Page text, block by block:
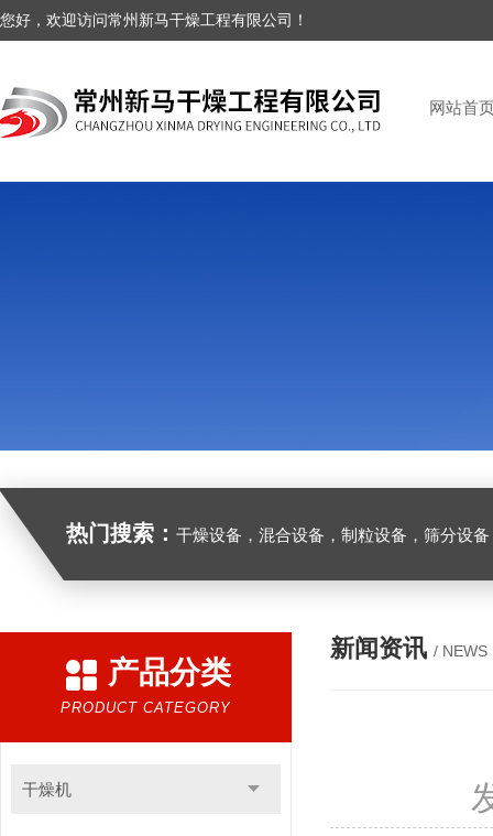
您好，欢迎访问常州新马干燥工程有限公司！
网站首
热门搜索： 干燥设备，混合设备，制粒设备，筛分设
产品分类
PRODUCT CATEGORY
干燥机
新闻资讯 / NEWS